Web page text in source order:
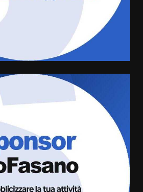
magia del Minareto e la prima
de “L’Albergo
Il rapimento”
D, l’Us Fasano è escluso
campionato
5 Agosto 2026 17:30
in azione nelle
fasanesi
2026 11:03